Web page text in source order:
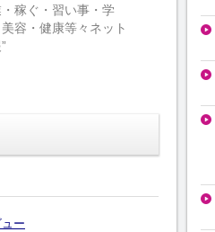
稼ぐ・習い事・学
容・健康等々ネット
ー